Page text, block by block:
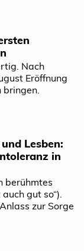
Nach
Eröffnung
Lesben:
in
berühmtes
gut so“).
zur Sorge